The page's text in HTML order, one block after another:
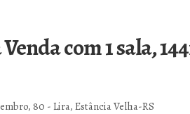
com 1 sala,
80 - Lira, Estância Velha-RS